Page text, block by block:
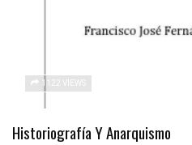
1122 VIEWS
Historiografía Y Anarquismo